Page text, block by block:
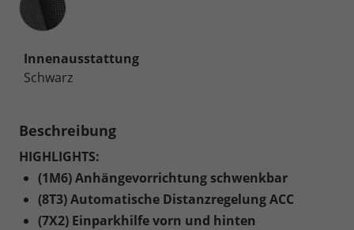
Innenausstattung
Schwarz
Beschreibung
HIGHLIGHTS:
(1M6) Anhängevorrichtung schwenkbar
(8T3) Automatische Distanzregelung ACC
(7X2) Einparkhilfe vorn und hinten